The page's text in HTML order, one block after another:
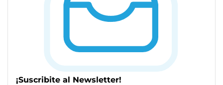
¡Suscribite al Newsletter!